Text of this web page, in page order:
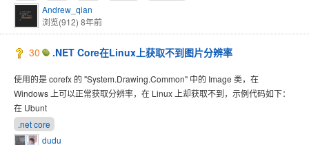
Andrew_qian
浏览(912) 8年前
30 .NET Core在Linux上获取不到图片分辨率
使用的是 corefx 的 "System.Drawing.Common" 中的 Image 类，在
Windows 上可以正常获取分辨率，在 Linux 上却获取不到，示例代码如下：
在 Ubunt
.net core
dudu